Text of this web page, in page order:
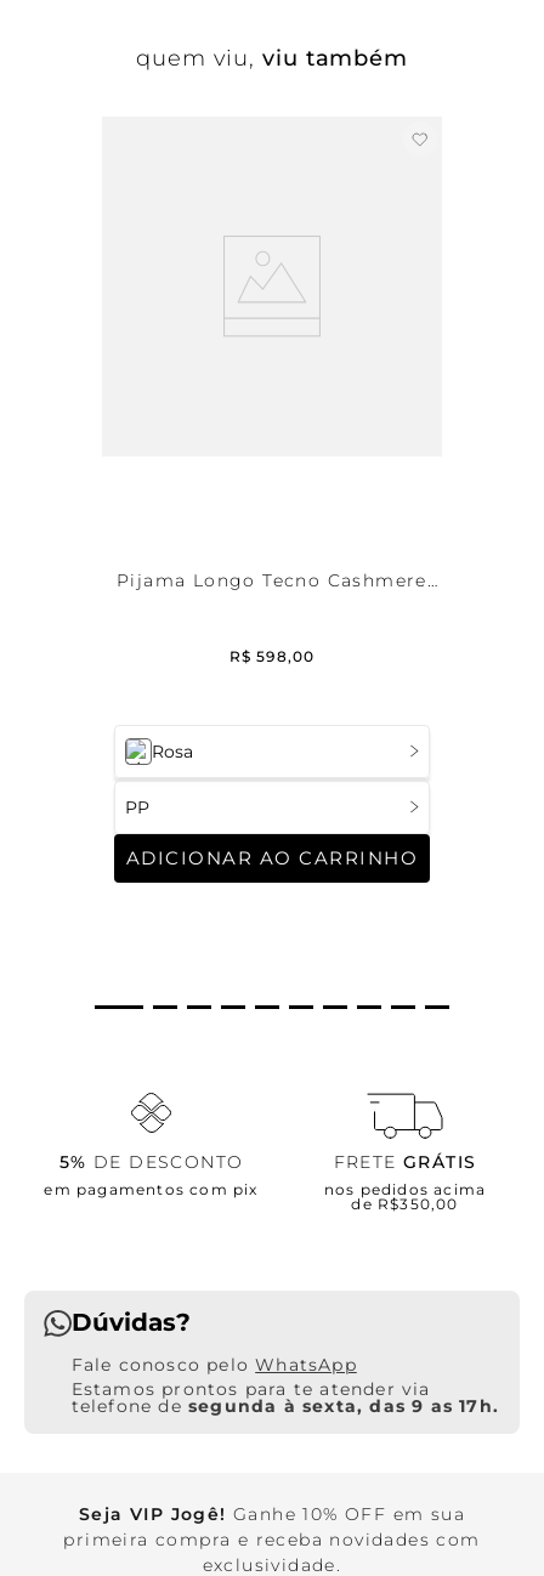
quem viu, viu também
Rosa
PP
ADICIONAR AO CARRINHO
Pijama Longo Tecno Cashmere
R$ 598,00
5% DE DESCONTO
em pagamentos com pix
FRETE GRÁTIS
nos pedidos acima
de R$350,00
Dúvidas?
WhatsApp
Estamos prontos para te atender via
telefone de segunda à sexta, das 9 as 17h.
Seja VIP Jogê! Ganhe 10% OFF em sua
primeira compra e receba novidades com
exclusividade.